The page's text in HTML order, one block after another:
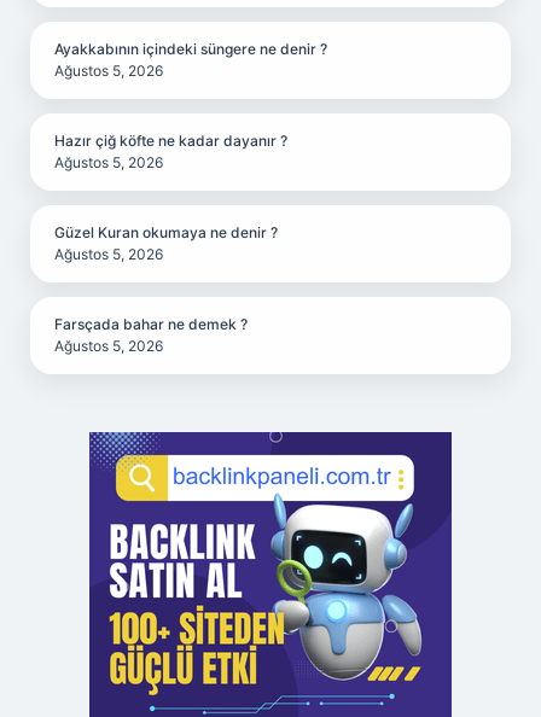
Ayakkabının içindeki süngere ne denir ?
Ağustos 5, 2026
Hazır çiğ köfte ne kadar dayanır ?
Ağustos 5, 2026
Güzel Kuran okumaya ne denir ?
Ağustos 5, 2026
Farsçada bahar ne demek ?
Ağustos 5, 2026